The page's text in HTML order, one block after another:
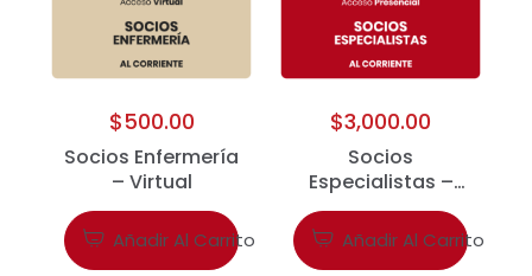
$500.00
Socios Enfermería
– Virtual
Añadir Al Carrito
$3,000.00
Socios
Especialistas –
Presencial
Añadir Al Carrito